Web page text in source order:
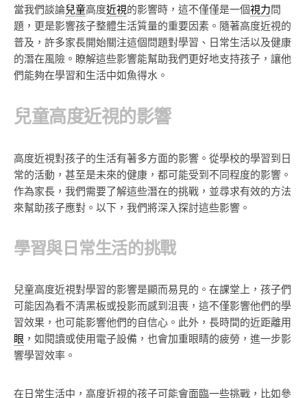
當我們談論兒童高度近視的影響時，這不僅僅是一個視力問
題，更是影響孩子整體生活質量的重要因素。隨著高度近視的
普及，許多家長開始關注這個問題對學習、日常生活以及健康
的潛在風險。瞭解這些影響能幫助我們更好地支持孩子，讓他
們能夠在學習和生活中如魚得水。
兒童高度近視的影響
高度近視對孩子的生活有著多方面的影響。從學校的學習到日
常的活動，甚至是未來的健康，都可能受到不同程度的影響。
作為家長，我們需要了解這些潛在的挑戰，並尋求有效的方法
來幫助孩子應對。以下，我們將深入探討這些影響。
學習與日常生活的挑戰
兒童高度近視對學習的影響是顯而易見的。在課堂上，孩子們
可能因為看不清黑板或投影而感到沮喪，這不僅影響他們的學
習效果，也可能影響他們的自信心。此外，長時間的近距離用
眼 ，如閱讀或使用電子設備，也會加重眼睛的疲勞，進一步影
響學習效率。
在日常生活中，高度近視的孩子可能會面臨一些挑戰，比如參